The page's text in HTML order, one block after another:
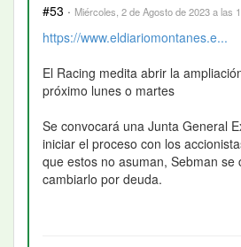
#53 · Miércoles, 2 de Agosto de 2023 a las
https://www.eldiariomontanes.e...
El Racing medita abrir la
próximo lunes o martes
Se convocará una Junta General
iniciar el proceso con los
que estos no asuman, Sebman se
cambiarlo por deuda.